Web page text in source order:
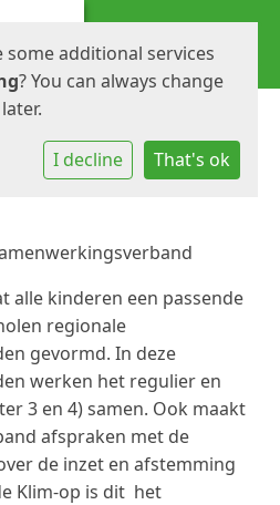
alle kinderen een passende
regionale
gevormd. In deze
werken het regulier en
3 en 4) samen. Ook maakt
afspraken met de
de inzet en afstemming
Klim-op is dit het
some additional services
? You can always change
I decline That's ok